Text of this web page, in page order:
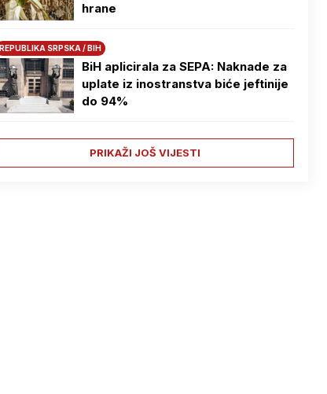
hrane
REPUBLIKA SRPSKA / BIH
BiH aplicirala za SEPA: Naknade za
uplate iz inostranstva biće jeftinije
do 94%
PRIKAŽI JOŠ VIJESTI